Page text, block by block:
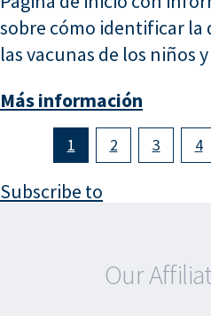
sobre cómo identificar la
las vacunas de los niños
Más información
1 2 3 4
Subscribe to
Our